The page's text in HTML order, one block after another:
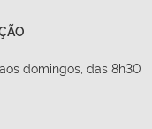
domingos, das 8h30